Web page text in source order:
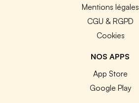
Mentions légales
CGU & RGPD
Cookies
NOS APPS
App Store
Google Play